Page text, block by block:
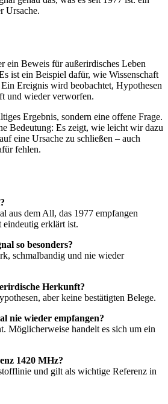
Ursache.
ein Beweis für außerirdisches Leben
ist ein Beispiel dafür, wie Wissenschaft
Ereignis wird beobachtet, Hypothesen
und wieder verworfen.
Ergebnis, sondern eine offene Frage.
Bedeutung: Es zeigt, wie leicht wir dazu
eine Ursache zu schließen – auch
fehlen.
aus dem All, das 1977 empfangen
erklärt ist.
so besonders?
schmalbandig und nie wieder
Herkunft?
aber keine bestätigten Belege.
nie wieder empfangen?
Möglicherweise handelt es sich um ein
1420 MHz?
und gilt als wichtige Referenz in